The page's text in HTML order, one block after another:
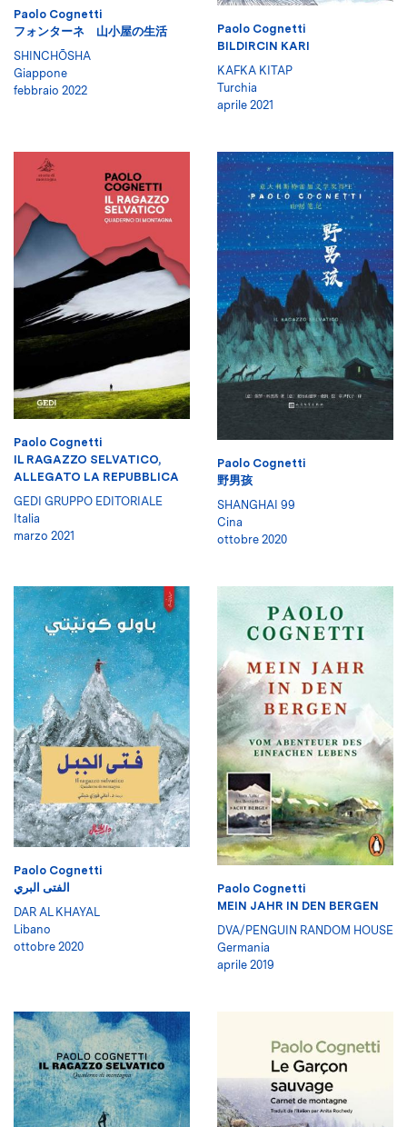
Paolo Cognetti
フォンターネ 山小屋の生活
SHINCHŌSHA
Giappone
febbraio 2022
Paolo Cognetti
BILDIRCIN KARI
KAFKA KITAP
Turchia
aprile 2021
Paolo Cognetti
IL RAGAZZO SELVATICO,
ALLEGATO LA REPUBBLICA
GEDI GRUPPO EDITORIALE
Italia
marzo 2021
Paolo Cognetti
野男孩
SHANGHAI 99
Cina
ottobre 2020
Paolo Cognetti
الفتى البري
DAR AL KHAYAL
Libano
ottobre 2020
Paolo Cognetti
MEIN JAHR IN DEN BERGEN
DVA/PENGUIN RANDOM HOUSE
Germania
aprile 2019